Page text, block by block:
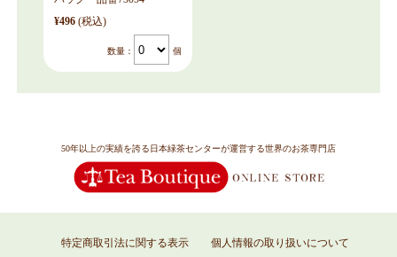
¥496 (税込)
数量： 個
50年以上の実績を誇る日本緑茶センターが運営する世界のお茶専門店
特定商取引法に関する表示 個人情報の取り扱いについて